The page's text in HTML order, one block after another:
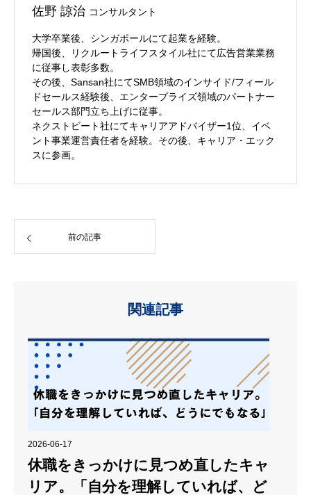
佐野 諒治 コンサルタント
大学卒業後、シンガポールにて起業を経験。
帰国後、リクルートライフスタイル社にて広告営業業務
に従事し表彰多数。
その後、Sansan社にてSMB領域のインサイド/フィール
ドセールス経験後、エンタープライズ領域のパートナー
セールス部門立ち上げに従事。
ネクストビート社にてキャリアアドバイザー1位、イベ
ント事業運営責任者を経験。その後、キャリア・エック
スに参画。
前の記事
関連記事
2026-06-17
休職をきっかけに見つめ直したキャ
リア。「自分を理解していれば、ど